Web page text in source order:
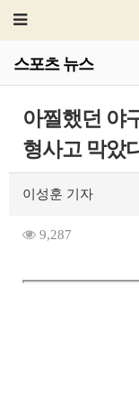
스포츠 뉴스
아찔했던 야
형사고 막았
이성훈 기자
9,287